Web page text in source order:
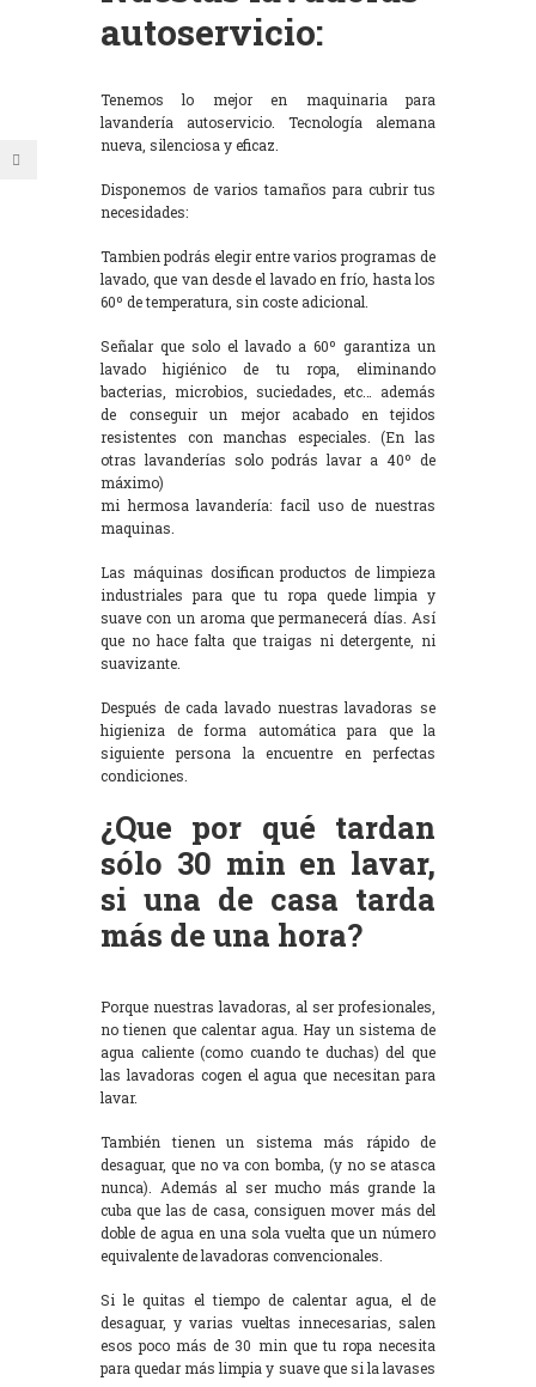
autoservicio:
Tenemos lo mejor en maquinaria para
lavandería autoservicio. Tecnología alemana
nueva, silenciosa y eficaz.
Disponemos de varios tamaños para cubrir tus
necesidades:
Tambien podrás elegir entre varios programas de
lavado, que van desde el lavado en frío, hasta los
60º de temperatura, sin coste adicional.
Señalar que solo el lavado a 60º garantiza un
lavado higiénico de tu ropa, eliminando
bacterias, microbios, suciedades, etc… además
de conseguir un mejor acabado en tejidos
resistentes con manchas especiales. (En las
otras lavanderías solo podrás lavar a 40º de
máximo)
mi hermosa lavandería: facil uso de nuestras
maquinas.
Las máquinas dosifican productos de limpieza
industriales para que tu ropa quede limpia y
suave con un aroma que permanecerá días. Así
que no hace falta que traigas ni detergente, ni
suavizante.
Después de cada lavado nuestras lavadoras se
higieniza de forma automática para que la
siguiente persona la encuentre en perfectas
condiciones.
¿Que por qué tardan
sólo 30 min en lavar,
si una de casa tarda
más de una hora?
Porque nuestras lavadoras, al ser profesionales,
no tienen que calentar agua. Hay un sistema de
agua caliente (como cuando te duchas) del que
las lavadoras cogen el agua que necesitan para
lavar.
También tienen un sistema más rápido de
desaguar, que no va con bomba, (y no se atasca
nunca). Además al ser mucho más grande la
cuba que las de casa, consiguen mover más del
doble de agua en una sola vuelta que un número
equivalente de lavadoras convencionales.
Si le quitas el tiempo de calentar agua, el de
desaguar, y varias vueltas innecesarias, salen
esos poco más de 30 min que tu ropa necesita
para quedar más limpia y suave que si la lavases